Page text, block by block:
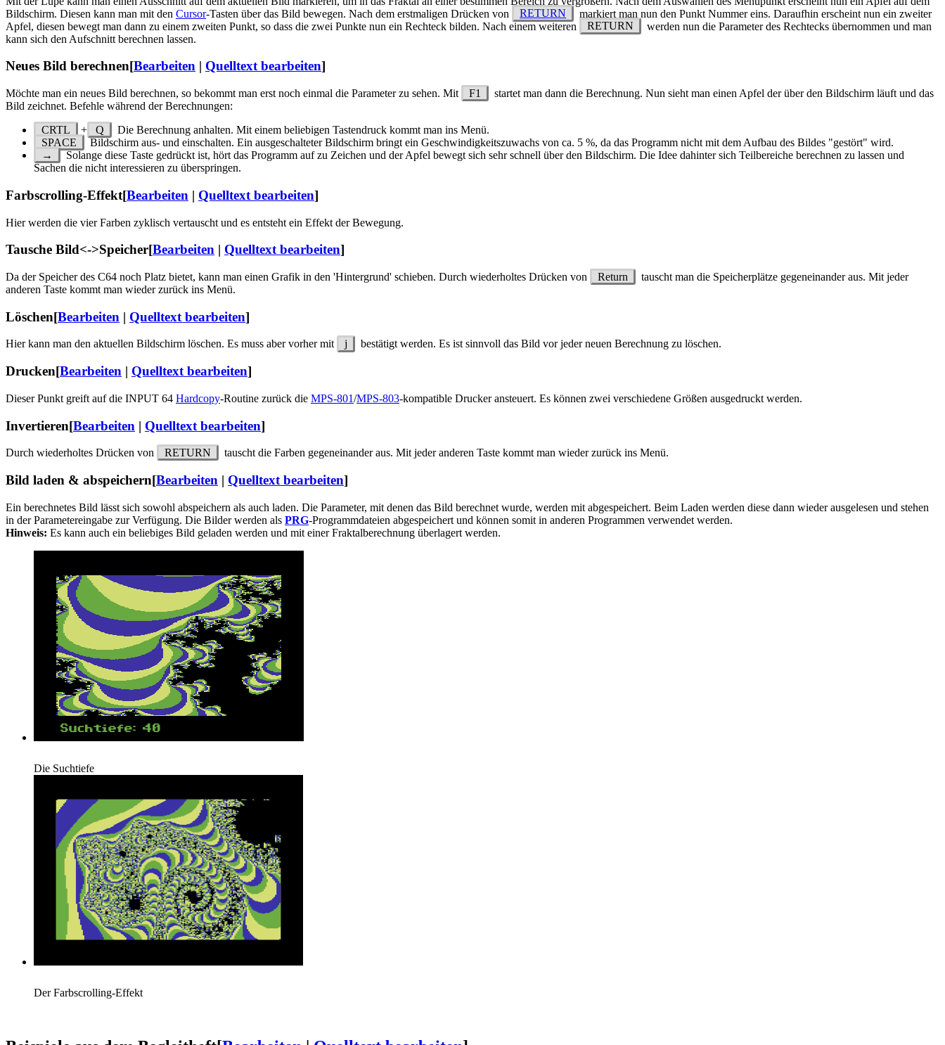
Bildschirm. Diesen kann man mit den Cursor-Tasten über das Bild bewegen. Nach dem erstmaligen Drücken von RETURN
markiert man nun den Punkt Nummer eins. Daraufhin erscheint nun ein zweiter
Apfel, diesen bewegt man dann zu einem zweiten Punkt, so dass die zwei Punkte nun ein Rechteck bilden. Nach einem weiteren
RETURN
werden nun die Parameter des Rechtecks übernommen und man
kann sich den Aufschnitt berechnen lassen.
Neues Bild berechnen[Bearbeiten | Quelltext bearbeiten]
Möchte man ein neues Bild berechnen, so bekommt man erst noch einmal die Parameter zu sehen. Mit F1
startet man dann die Berechnung. Nun sieht man einen Apfel der über den Bildschirm läuft und das
Bild zeichnet. Befehle während der Berechnungen:
CRTL
+ Q
Die Berechnung anhalten. Mit einem beliebigen Tastendruck kommt man ins Menü.
SPACE
Bildschirm aus- und einschalten. Ein ausgeschalteter Bildschirm bringt ein Geschwindigkeitszuwachs von ca. 5 %, da das Programm nicht mit dem Aufbau des Bildes "gestört" wird.
→
Solange diese Taste gedrückt ist, hört das Programm auf zu Zeichen und der Apfel bewegt sich sehr schnell über den Bildschirm. Die Idee dahinter sich Teilbereiche berechnen zu lassen und
Sachen die nicht interessieren zu überspringen.
Farbscrolling-Effekt[Bearbeiten | Quelltext bearbeiten]
Hier werden die vier Farben zyklisch vertauscht und es entsteht ein Effekt der Bewegung.
Tausche Bild<->Speicher[Bearbeiten | Quelltext bearbeiten]
Da der Speicher des C64 noch Platz bietet, kann man einen Grafik in den 'Hintergrund' schieben. Durch wiederholtes Drücken von Return
tauscht man die Speicherplätze gegeneinander aus. Mit jeder
anderen Taste kommt man wieder zurück ins Menü.
Löschen[Bearbeiten | Quelltext bearbeiten]
Hier kann man den aktuellen Bildschirm löschen. Es muss aber vorher mit j bestätigt werden. Es ist sinnvoll das Bild vor jeder neuen Berechnung zu löschen.
Drucken[Bearbeiten | Quelltext bearbeiten]
Dieser Punkt greift auf die INPUT 64 Hardcopy-Routine zurück die MPS-801/MPS-803-kompatible Drucker ansteuert. Es können zwei verschiedene Größen ausgedruckt werden.
Invertieren[Bearbeiten | Quelltext bearbeiten]
Durch wiederholtes Drücken von RETURN tauscht die Farben gegeneinander aus. Mit jeder anderen Taste kommt man wieder zurück ins Menü.
Bild laden & abspeichern[Bearbeiten | Quelltext bearbeiten]
Ein berechnetes Bild lässt sich sowohl abspeichern als auch laden. Die Parameter, mit denen das Bild berechnet wurde, werden mit abgespeichert. Beim Laden werden diese dann wieder ausgelesen und stehen
in der Parametereingabe zur Verfügung. Die Bilder werden als PRG-Programmdateien abgespeichert und können somit in anderen Programmen verwendet werden.
Hinweis: Es kann auch ein beliebiges Bild geladen werden und mit einer Fraktalberechnung überlagert werden.
Die Suchtiefe
Der Farbscrolling-Effekt